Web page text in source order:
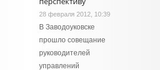
28 февраля 2012, 10:39
В Заводоуковске
прошло совещание
руководителей
управлений